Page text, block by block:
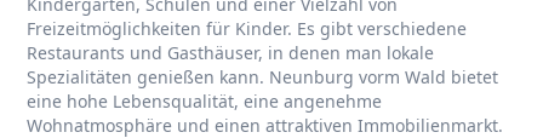
Freizeitmöglichkeiten für Kinder. Es gibt verschiedene
Restaurants und Gasthäuser, in denen man lokale
Spezialitäten genießen kann. Neunburg vorm Wald bietet
eine hohe Lebensqualität, eine angenehme
Wohnatmosphäre und einen attraktiven Immobilienmarkt.